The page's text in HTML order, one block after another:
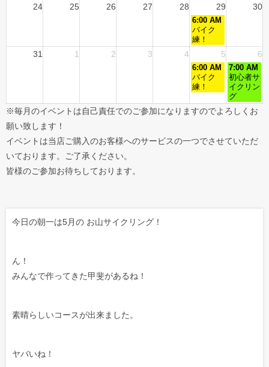
24 25 26 27 28 29 30
6:00 AM
バイク
練！
31 1 2 3 4 5 6
6:00 AM
バイク
練！
7:00 AM
初心者サ
イクリン
グ
※毎月のイベントは自己責任でのご参加になりますのでよろしくお
願い致します！
イベントは当店ご購入のお客様へのサービスの一つでさせていただ
いております。ご了承ください。
皆様のご参加お待ちしております。
今日の朝一は5月の お山サイクリング！
ん！
みんなで作ってきた甲斐があるね！
素晴らしいコースが出来ました。
ヤバいね！